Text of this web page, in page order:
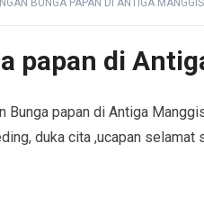
BUNGA PAPAN DI ANTIGA MANGGIS
papan di
Bunga papan di Antiga
duka cita ,ucapan selamat